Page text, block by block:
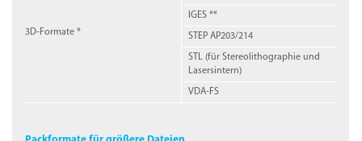
3D-Formate *
IGES **
STEP AP203/214
STL (für Stereolithographie und
Lasersintern)
VDA-FS